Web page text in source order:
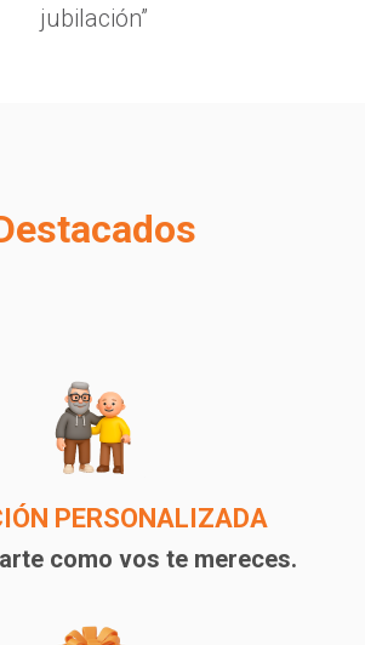
jubilación”
PERSONALIZADA
como vos te mereces.